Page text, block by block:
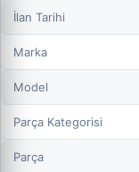
İlan Tarihi
Marka
Model
Parça Kategorisi
Parça